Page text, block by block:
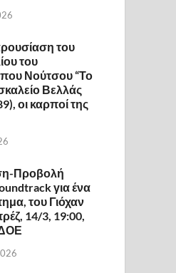
του
του
Νούτσου “Το
Βελλάς
οι καρποί της
Προβολή
για ένα
του Γιόχαν
14/3, 19:00,